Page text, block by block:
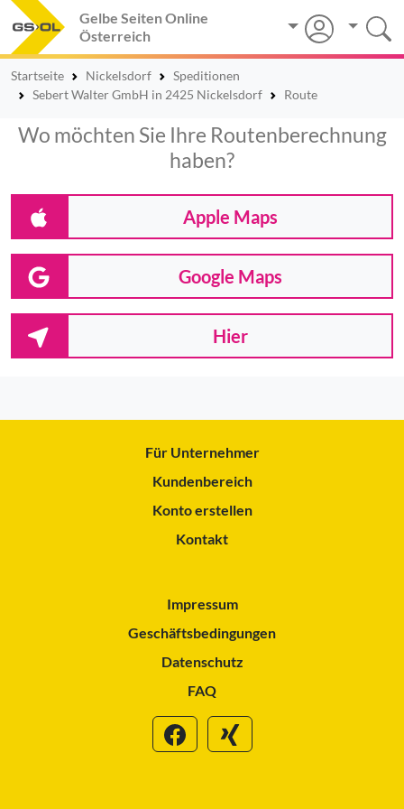
Gelbe Seiten Online
Österreich
Startseite Nickelsdorf
Speditionen
Sebert Walter GmbH in 2425 Nickelsdorf
Route
Wo möchten Sie Ihre Routenberechnung
haben?
Apple Maps
Google Maps
Hier
Für Unternehmer
Kundenbereich
Konto erstellen
Kontakt
Impressum
Geschäftsbedingungen
Datenschutz
FAQ